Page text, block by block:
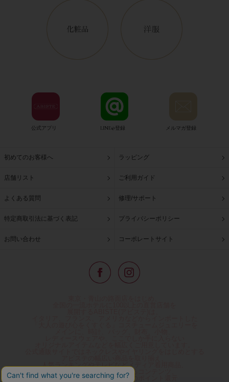
公式アプリ LINE@登録 メルマガ登録
初めてのお客様へ ラッピング
店舗リスト ご利用ガイド
よくある質問 修理/サポート
特定商取引法に基づく表記 プライバシーポリシー
お問い合わせ コーポレートサイト
人気ランキングやテレビなどメディア着用商品、
雑誌掲載商品情報を紹介するコンテンツ、
プレゼント包装無料や独自のポイント還元